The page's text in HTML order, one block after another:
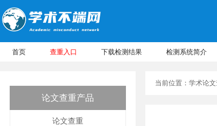
首页 查重入口 下载检测结果 检测系统简介
论文查重产品
论文查重
当前位置： 学术论